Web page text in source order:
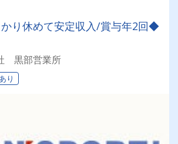
り休めて安定収入/賞与年2回◆
黒部営業所
り